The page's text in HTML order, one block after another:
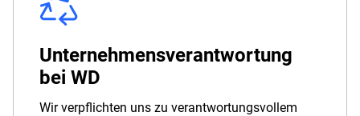
Unternehmensverantwortung
bei WD
Wir verpflichten uns zu verantwortungsvollem